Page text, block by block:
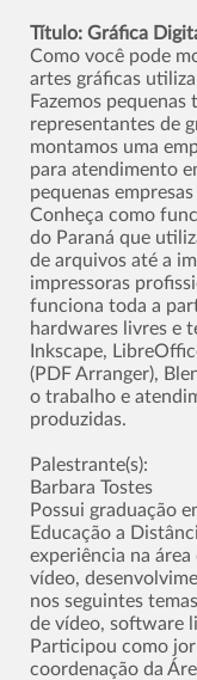
Título: Gráfica
Como você pode
artes gráficas
Fazemos pequenas
representantes de
montamos uma
para atendimento
pequenas
Conheça como
do Paraná que
de arquivos até a
impressoras
funciona toda a
hardwares livres e
Inkscape,
(PDF Arranger),
o trabalho e
produzidas.
Palestrante(s):
Barbara Tostes
Possui graduação
Educação a
experiência na
vídeo,
nos seguintes
de vídeo, software
Participou como
coordenação da